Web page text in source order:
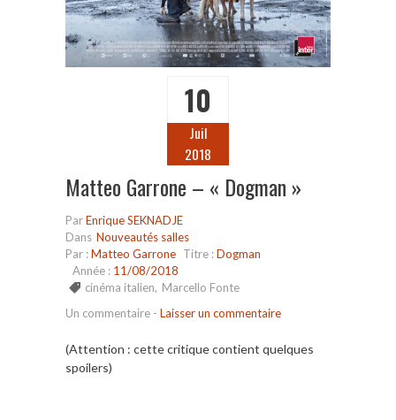
10
Juil
2018
Matteo Garrone – « Dogman »
ParEnrique SEKNADJE
Dans Nouveautés salles
Par :Matteo Garrone Titre :Dogman
Année : 11/08/2018
cinéma italien, Marcello Fonte
Un commentaire - Laisser un commentaire
(Attention : cette critique contient quelques
spoilers)